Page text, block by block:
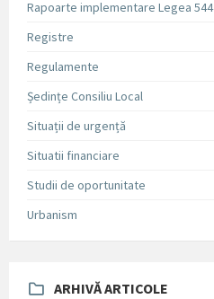
Rapoarte implementare Legea 544
Registre
Regulamente
Ședințe Consiliu Local
Situații de urgență
Situatii financiare
Studii de oportunitate
Urbanism
ARHIVĂ ARTICOLE